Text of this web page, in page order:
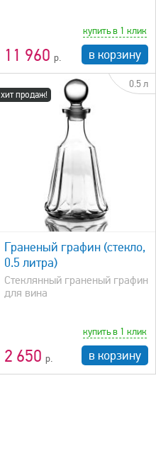
11 960
купить в 1 клик
в корзину
хит продаж!
0.5 л
Граненый графин (стекло,
0.5 литра)
Стеклянный граненый графин
для вина
2 650
купить в 1 клик
в корзину